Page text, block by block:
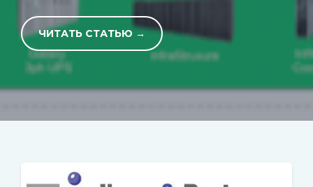
ЧИТАТЬ СТАТЬЮ →